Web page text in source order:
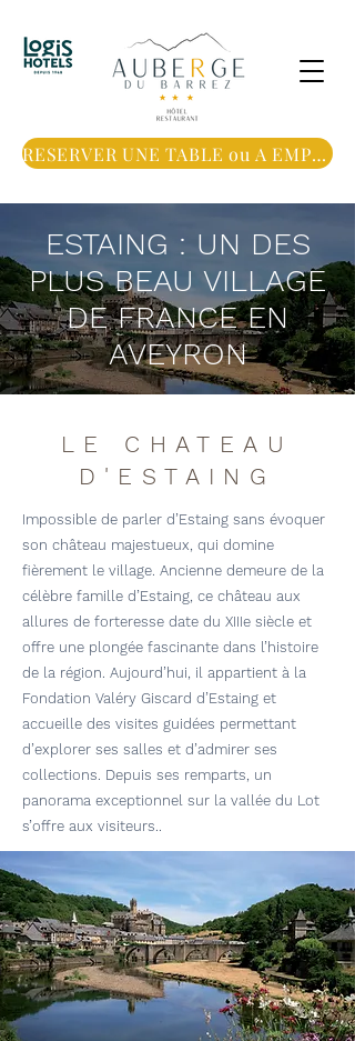
RESERVER UNE TABLE ou A EMPORTER
ESTAING : UN DES
PLUS BEAU VILLAGE
DE FRANCE EN
AVEYRON
LE CHATEAU
D'ESTAING
Impossible de parler d’Estaing sans évoquer
son château majestueux, qui domine
fièrement le village. Ancienne demeure de la
célèbre famille d’Estaing, ce château aux
allures de forteresse date du XIIIe siècle et
offre une plongée fascinante dans l’histoire
de la région. Aujourd’hui, il appartient à la
Fondation Valéry Giscard d’Estaing et
accueille des visites guidées permettant
d’explorer ses salles et d’admirer ses
collections. Depuis ses remparts, un
panorama exceptionnel sur la vallée du Lot
s’offre aux visiteurs..